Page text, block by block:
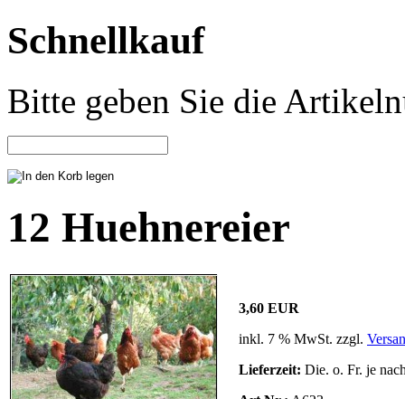
Schnellkauf
Bitte geben Sie die
12 Huehnereier
3,60 EUR
inkl. 7 % MwSt. zzgl.
Lieferzeit: Die. o. Fr. je